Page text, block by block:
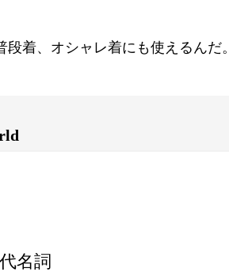
着、オシャレ着にも使えるんだ。
名詞